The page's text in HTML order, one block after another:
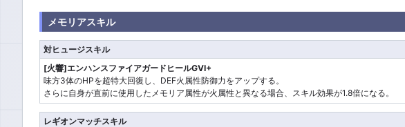
メモリアスキル
対ヒュージスキル
[火響]エンハンスファイアガードヒールGVI+
味方3体のHPを超特大回復し、DEF火属性防御力をアップする。
さらに自身が直前に使用したメモリア属性が火属性と異なる場合、スキル効果が1.8倍になる。
レギオンマッチスキル